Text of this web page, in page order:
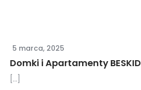
5 marca, 2025
Domki i Apartamenty BESKID
[...]